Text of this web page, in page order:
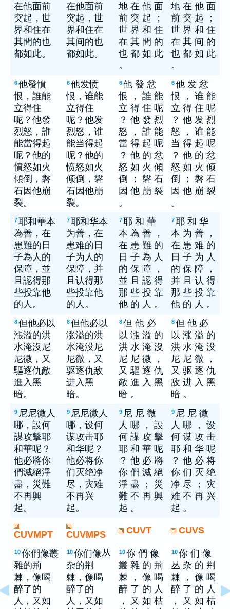
在他面前
突起，世
界和住在
其間的也
都如此。
在他面前
突起，世
界和住在
其间的也
都如此。
地 在 他 面
前 突 起 ；
世 界 和 住
在 其 間 的
也 都 如 此
。
地 在 他 面
前 突 起 ；
世 界 和 住
在 其 间 的
也 都 如 此
。
6他發憤
恨，誰能
立得住
呢？他發
烈怒，誰
能當得起
呢？他的
憤怒如火
傾倒，磐
石因他崩
裂。
6他发愤
恨，谁能
立得住
呢？他发
烈怒，谁
能当得起
呢？他的
愤怒如火
倾倒，磐
石因他崩
裂。
6他 發 忿
恨 ， 誰 能
立 得 住 呢
？ 他 發 烈
怒 ， 誰 能
當 得 起 呢
？ 他 的 忿
怒 如 火 傾
倒 ； 磐 石
因 他 崩 裂
。
6他 发 忿
恨 ， 谁 能
立 得 住 呢
？ 他 发 烈
怒 ， 谁 能
当 得 起 呢
？ 他 的 忿
怒 如 火 倾
倒 ； 磐 石
因 他 崩 裂
。
7耶和華本
為善，在
患難的日
子為人的
保障，並
且認得那
些投靠他
的人。
7耶和华本
为善，在
患难的日
子为人的
保障，并
且认得那
些投靠他
的人。
7耶 和 華
本 為 善 ，
在 患 難 的
日 子 為 人
的 保 障 ，
並 且 認 得
那 些 投 靠
他 的 人 。
7耶 和 华
本 为 善 ，
在 患 难 的
日 子 为 人
的 保 障 ，
并 且 认 得
那 些 投 靠
他 的 人 。
8但他必以
漲溢的洪
水淹沒尼
尼微，又
驅逐仇敵
進入黑
暗。
8但他必以
涨溢的洪
水淹没尼
尼微，又
驱逐仇敌
进入黑
暗。
8但 他 必
以 漲 溢 的
洪 水 淹 沒
尼 尼 微 ，
又 驅 逐 仇
敵 進 入 黑
暗 。
8但 他 必
以 涨 溢 的
洪 水 淹 没
尼 尼 微 ，
又 驱 逐 仇
敌 进 入 黑
暗 。
9 尼尼微人
哪，設何
謀攻擊耶
和華呢？
他必將你
們滅絕淨
盡，災難
不再興
起。
9 尼尼微人
哪，设何
谋攻击耶
和华呢？
他必将你
们灭绝净
尽，灾难
不再兴
起。
9 尼 尼 微
人 哪 ， 設
何 謀 攻 擊
耶 和 華 呢
？ 他 必 將
你 們 滅 絕
淨 盡 ； 災
難 不 再 興
起 。
9 尼 尼 微
人 哪 ， 设
何 谋 攻 击
耶 和 华 呢
？ 他 必 将
你 们 灭 绝
净 尽 ； 灾
难 不 再 兴
起 。
CUVMPT CUVMPS CUVT CUVS
10你們像叢
雜的荊
棘，像喝
醉了的
人，又如
10你们像丛
杂的荆
棘，像喝
醉了的
人，又如
10你 們 像
叢 雜 的 荊
棘 ， 像 喝
醉 了 的 人
， 又 如 枯
10你 们 像
丛 杂 的 荆
棘 ， 像 喝
醉 了 的 人
， 又 如 枯